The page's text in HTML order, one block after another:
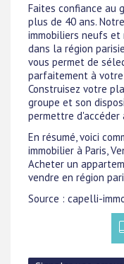
Faites confiance au
plus de 40 ans.
immobiliers neufs
dans la région
vous permet de
parfaitement à
Construisez votre
groupe et son
permettre d'accéder
En résumé, voici
immobilier à Paris,
Acheter un
vendre en région
Source : capelli-